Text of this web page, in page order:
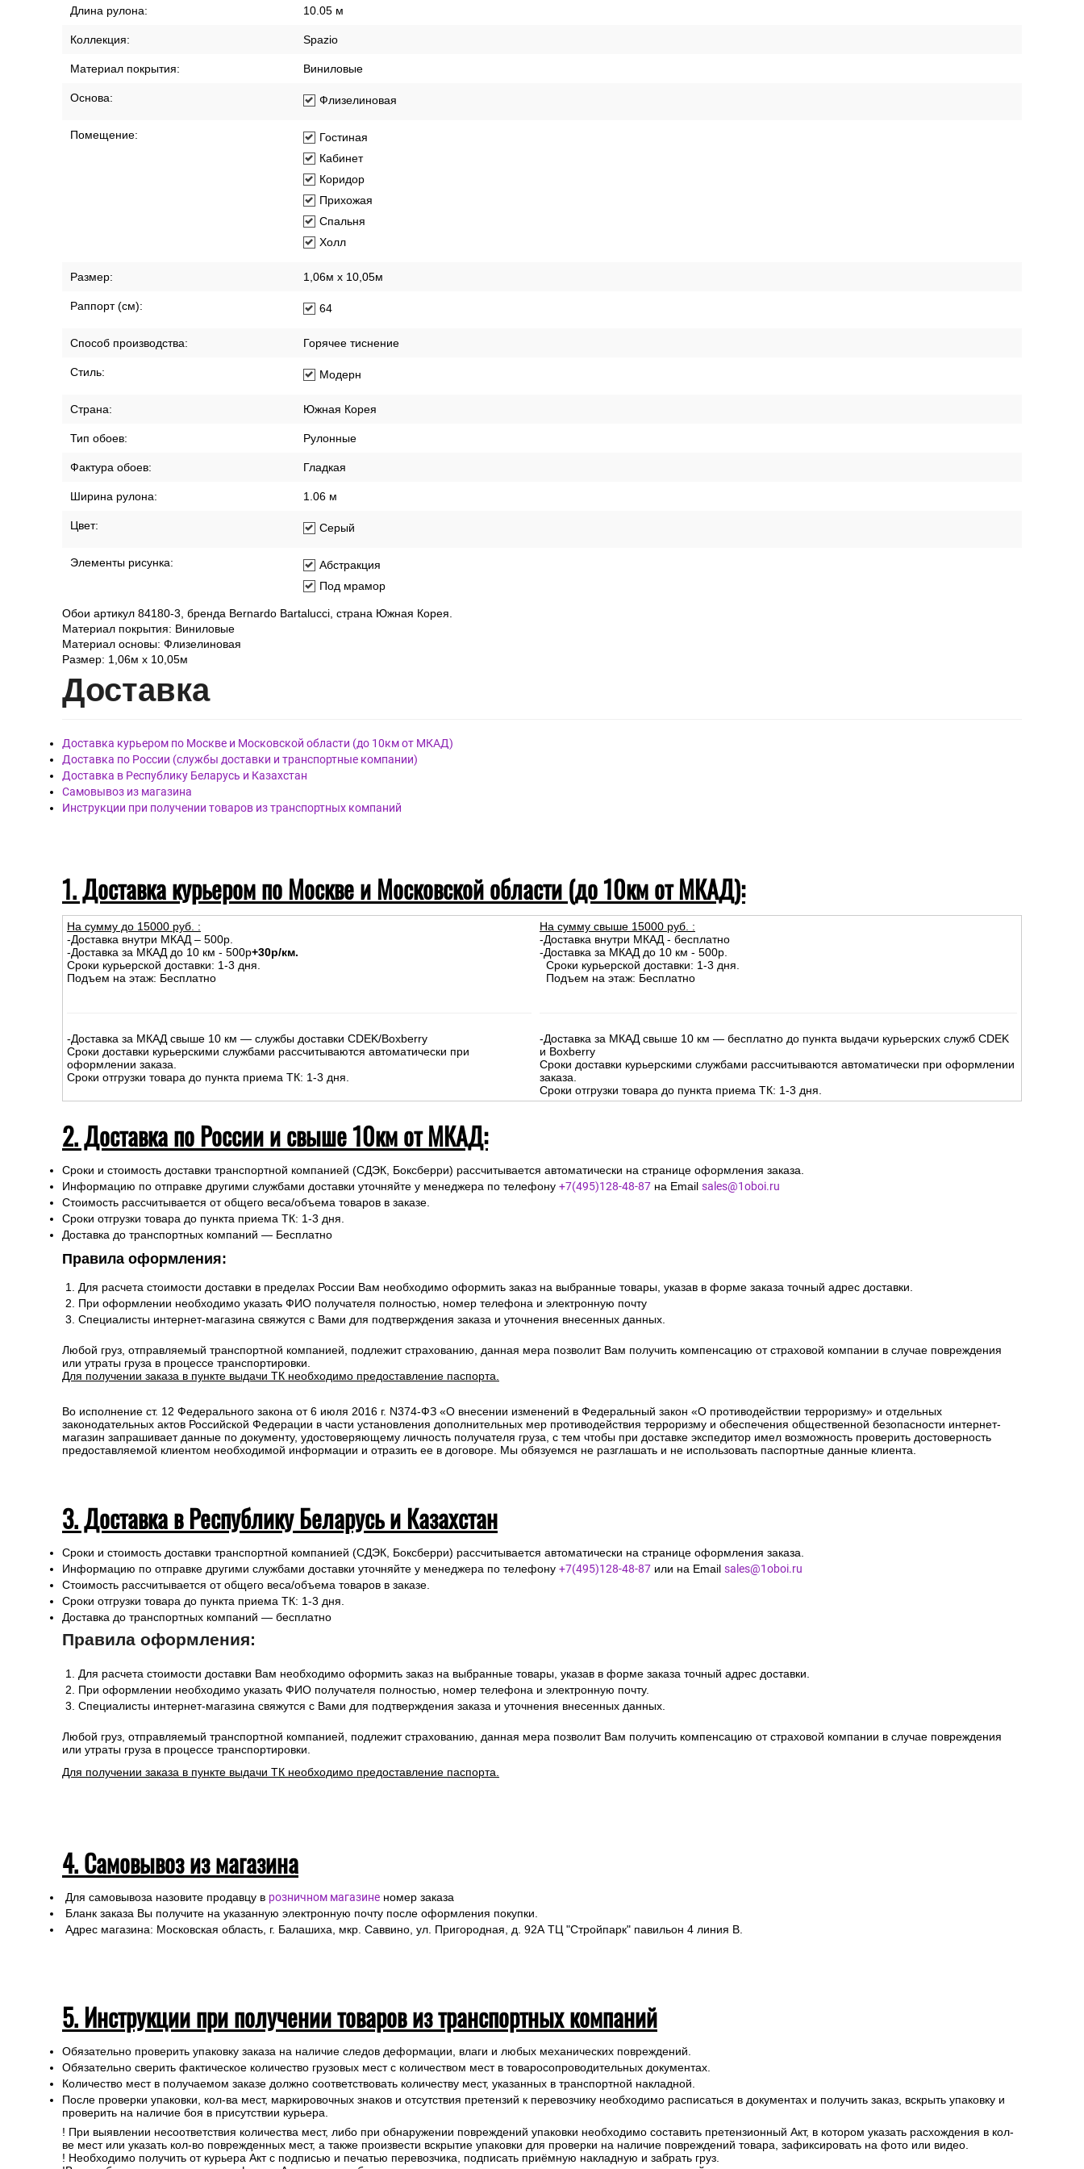
Длина рулона: 10.05 м
Коллекция: Spazio
Материал покрытия: Виниловые
Основа: Флизелиновая
Помещение:
Гостиная
Кабинет
Коридор
Прихожая
Спальня
Холл
Размер: 1,06м х 10,05м
Раппорт (см): 64
Способ производства: Горячее тиснение
Стиль: Модерн
Страна: Южная Корея
Тип обоев: Рулонные
Фактура обоев: Гладкая
Ширина рулона: 1.06 м
Цвет: Серый
Элементы рисунка:
Абстракция
Под мрамор
Обои артикул 84180-3, бренда Bernardo Bartalucci, страна Южная Корея.
Материал покрытия: Виниловые
Материал основы: Флизелиновая
Размер: 1,06м х 10,05м
Доставка
Доставка курьером по Москве и Московской области (до 10км от МКАД)
Доставка по России (службы доставки и транспортные компании)
Доставка в Республику Беларусь и Казахстан
Самовывоз из магазина
Инструкции при получении товаров из транспортных компаний
1. Доставка курьером по Москве и Московской области (до 10км от МКАД):
На сумму до 15000 руб. :
-Доставка внутри МКАД – 500р.
-Доставка за МКАД до 10 км - 500р+30р/км.
Сроки курьерской доставки: 1-3 дня.
Подъем на этаж: Бесплатно
-Доставка за МКАД свыше 10 км — службы доставки CDEK/Boxberry
Сроки доставки курьерскими службами рассчитываются автоматически при
оформлении заказа.
Сроки отгрузки товара до пункта приема ТК: 1-3 дня.
На сумму свыше 15000 руб. :
-Доставка внутри МКАД - бесплатно
-Доставка за МКАД до 10 км - 500р.
Сроки курьерской доставки: 1-3 дня.
Подъем на этаж: Бесплатно
-Доставка за МКАД свыше 10 км — бесплатно до пункта выдачи курьерских служб CDEK
и Boxberry
Сроки доставки курьерскими службами рассчитываются автоматически при оформлении
заказа.
Сроки отгрузки товара до пункта приема ТК: 1-3 дня.
2. Доставка по России и свыше 10км от МКАД:
Сроки и стоимость доставки транспортной компанией (СДЭК, Боксберри) рассчитывается автоматически на странице оформления заказа.
Информацию по отправке другими службами доставки уточняйте у менеджера по телефону +7(495)128-48-87 на Email sales@1oboi.ru
Стоимость рассчитывается от общего веса/объема товаров в заказе.
Сроки отгрузки товара до пункта приема ТК: 1-3 дня.
Доставка до транспортных компаний — Бесплатно
Правила оформления:
Для расчета стоимости доставки в пределах России Вам необходимо оформить заказ на выбранные товары, указав в форме заказа точный адрес доставки.
При оформлении необходимо указать ФИО получателя полностью, номер телефона и электронную почту
Специалисты интернет-магазина свяжутся с Вами для подтверждения заказа и уточнения внесенных данных.
Любой груз, отправляемый транспортной компанией, подлежит страхованию, данная мера позволит Вам получить компенсацию от страховой компании в случае повреждения
или утраты груза в процессе транспортировки.
Для получении заказа в пункте выдачи ТК необходимо предоставление паспорта.
Во исполнение ст. 12 Федерального закона от 6 июля 2016 г. N374-ФЗ «О внесении изменений в Федеральный закон «О противодействии терроризму» и отдельных
законодательных актов Российской Федерации в части установления дополнительных мер противодействия терроризму и обеспечения общественной безопасности интернет-
магазин запрашивает данные по документу, удостоверяющему личность получателя груза, с тем чтобы при доставке экспедитор имел возможность проверить достоверность
предоставляемой клиентом необходимой информации и отразить ее в договоре. Мы обязуемся не разглашать и не использовать паспортные данные клиента.
3. Доставка в Республику Беларусь и Казахстан
Сроки и стоимость доставки транспортной компанией (СДЭК, Боксберри) рассчитывается автоматически на странице оформления заказа.
Информацию по отправке другими службами доставки уточняйте у менеджера по телефону +7(495)128-48-87 или на Email sales@1oboi.ru
Стоимость рассчитывается от общего веса/объема товаров в заказе.
Сроки отгрузки товара до пункта приема ТК: 1-3 дня.
Доставка до транспортных компаний — бесплатно
Правила оформления:
Для расчета стоимости доставки Вам необходимо оформить заказ на выбранные товары, указав в форме заказа точный адрес доставки.
При оформлении необходимо указать ФИО получателя полностью, номер телефона и электронную почту.
Специалисты интернет-магазина свяжутся с Вами для подтверждения заказа и уточнения внесенных данных.
Любой груз, отправляемый транспортной компанией, подлежит страхованию, данная мера позволит Вам получить компенсацию от страховой компании в случае повреждения
или утраты груза в процессе транспортировки.
Для получении заказа в пункте выдачи ТК необходимо предоставление паспорта.
4. Самовывоз из магазина
Для самовывоза назовите продавцу в розничном магазине номер заказа
Бланк заказа Вы получите на указанную электронную почту после оформления покупки.
Адрес магазина: Московская область, г. Балашиха, мкр. Саввино, ул. Пригородная, д. 92А ТЦ "Стройпарк" павильон 4 линия В.
5. Инструкции при получении товаров из транспортных компаний
Обязательно проверить упаковку заказа на наличие следов деформации, влаги и любых механических повреждений.
Обязательно сверить фактическое количество грузовых мест с количеством мест в товаросопроводительных документах.
Количество мест в получаемом заказе должно соответствовать количеству мест, указанных в транспортной накладной.
После проверки упаковки, кол-ва мест, маркировочных знаков и отсутствия претензий к перевозчику необходимо расписаться в документах и получить заказ, вскрыть упаковку и
проверить на наличие боя в присутствии курьера.
! При выявлении несоответствия количества мест, либо при обнаружении повреждений упаковки необходимо составить претензионный Акт, в котором указать расхождения в кол-
ве мест или указать кол-во поврежденных мест, а также произвести вскрытие упаковки для проверки на наличие повреждений товара, зафиксировать на фото или видео.
! Необходимо получить от курьера Акт с подписью и печатью перевозчика, подписать приёмную накладную и забрать груз.